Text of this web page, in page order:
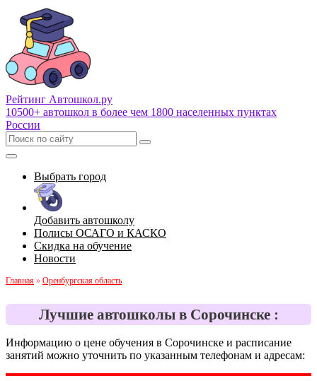
Рейтинг Автошкол.ру
10500+ автошкол в более чем 1800 населенных пунктах
России
Выбрать город
Добавить автошколу
Полисы ОСАГО и КАСКО
Скидка на обучение
Новости
Главная » Оренбургская область
Лучшие автошколы в Сорочинске :
Информацию о цене обучения в Сорочинске и расписание
занятий можно уточнить по указанным телефонам и адресам: